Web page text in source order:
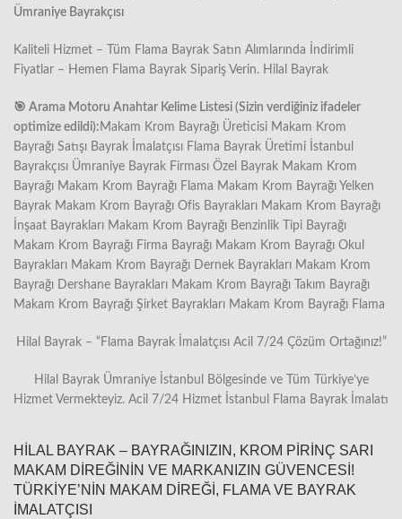
Ümraniye Bayrakçısı
Kaliteli Hizmet – Tüm Flama Bayrak Satın Alımlarında İndirimli
Fiyatlar – Hemen Flama Bayrak Sipariş Verin. Hilal Bayrak
🎯 Arama Motoru Anahtar Kelime Listesi (Sizin verdiğiniz ifadeler
optimize edildi): Makam Krom Bayrağı Üreticisi Makam Krom
Bayrağı Satışı Bayrak İmalatçısı Flama Bayrak Üretimi İstanbul
Bayrakçısı Ümraniye Bayrak Firması Özel Bayrak Makam Krom
Bayrağı Makam Krom Bayrağı Flama Makam Krom Bayrağı Yelken
Bayrak Makam Krom Bayrağı Ofis Bayrakları Makam Krom Bayrağı
İnşaat Bayrakları Makam Krom Bayrağı Benzinlik Tipi Bayrağı
Makam Krom Bayrağı Firma Bayrağı Makam Krom Bayrağı Okul
Bayrakları Makam Krom Bayrağı Dernek Bayrakları Makam Krom
Bayrağı Dershane Bayrakları Makam Krom Bayrağı Takım Bayrağı
Makam Krom Bayrağı Şirket Bayrakları Makam Krom Bayrağı Flama
Hilal Bayrak – “Flama Bayrak İmalatçısı Acil 7/24 Çözüm Ortağınız!”
Hilal Bayrak Ümraniye İstanbul Bölgesinde ve Tüm Türkiye’ye
Hizmet Vermekteyiz. Acil 7/24 Hizmet İstanbul Flama Bayrak İmalatı
HILAL BAYRAK – BAYRAĞINIZIN, KROM PIRINÇ SARI
MAKAM DIREĞININ VE MARKANIZIN GÜVENCESI!
TÜRKIYE’NIN MAKAM DIREĞI, FLAMA VE BAYRAK
İMALATÇISI